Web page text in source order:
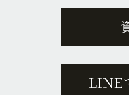
LINE